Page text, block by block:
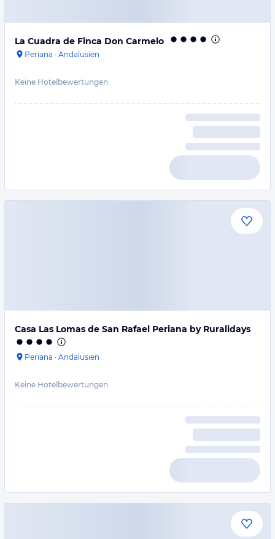
La Cuadra de Finca Don Carmelo
Periana · Andalusien
Keine Hotelbewertungen
Casa Las Lomas de San Rafael Periana by Ruralidays
Periana · Andalusien
Keine Hotelbewertungen